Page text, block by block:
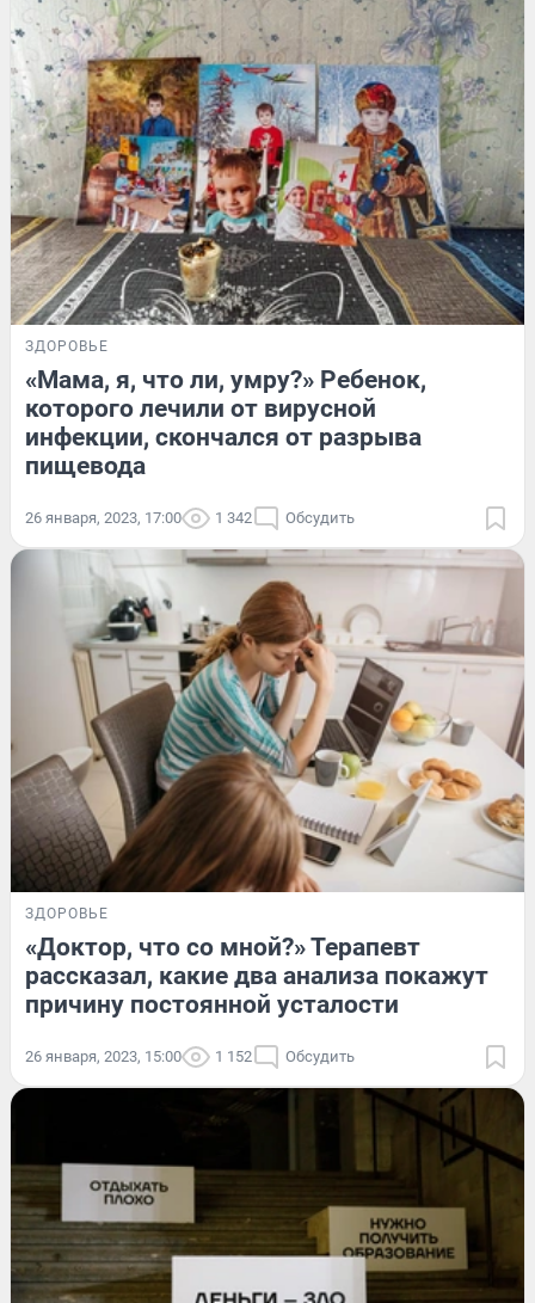
ЗДОРОВЬЕ
«Мама, я, что ли, умру?» Ребенок,
которого лечили от вирусной
инфекции, скончался от разрыва
пищевода
26 января, 2023, 17:00 1 342 Обсудить
ЗДОРОВЬЕ
«Доктор, что со мной?» Терапевт
рассказал, какие два анализа покажут
причину постоянной усталости
26 января, 2023, 15:00 1 152 Обсудить